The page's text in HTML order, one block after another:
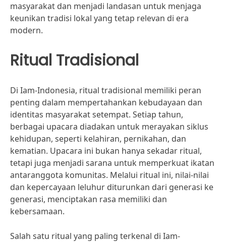
masyarakat dan menjadi landasan untuk menjaga
keunikan tradisi lokal yang tetap relevan di era
modern.
Ritual Tradisional
Di Iam-Indonesia, ritual tradisional memiliki peran
penting dalam mempertahankan kebudayaan dan
identitas masyarakat setempat. Setiap tahun,
berbagai upacara diadakan untuk merayakan siklus
kehidupan, seperti kelahiran, pernikahan, dan
kematian. Upacara ini bukan hanya sekadar ritual,
tetapi juga menjadi sarana untuk memperkuat ikatan
antaranggota komunitas. Melalui ritual ini, nilai-nilai
dan kepercayaan leluhur diturunkan dari generasi ke
generasi, menciptakan rasa memiliki dan
kebersamaan.
Salah satu ritual yang paling terkenal di Iam-